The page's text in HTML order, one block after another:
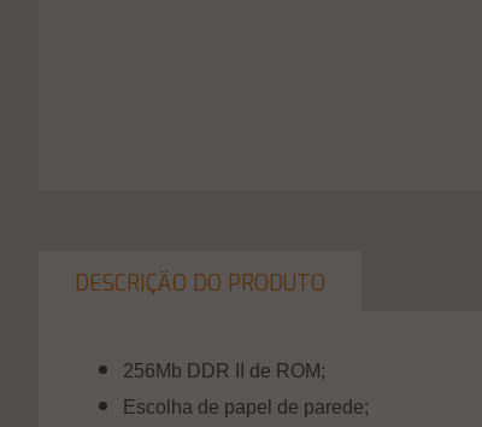
DESCRIÇÄO DO PRODUTO
256Mb DDR II de ROM;
Escolha de papel de parede;